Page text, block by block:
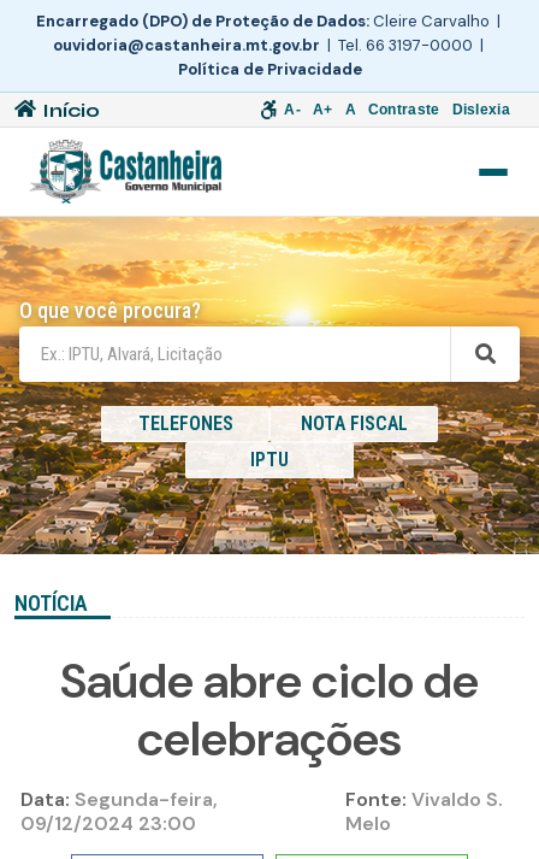
Encarregado (DPO) de Proteção de Dados:Cleire Carvalho |
ouvidoria@castanheira.mt.gov.br | Tel. 66 3197-0000 |
Política de Privacidade
Início A- A+ A Contraste Dislexia
O que você procura?
TELEFONES
NOTA FISCAL
IPTU
NOTÍCIA
Saúde abre ciclo de
celebrações
Data: Segunda-feira,
09/12/2024 23:00
Fonte: Vivaldo S.
Melo